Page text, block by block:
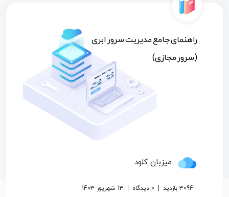
راهنمای جامع مدیریت سرور ابری
(سرور مجازی)
میزبان کلود
3094 بازدید 0 دیدگاه 13 شهریور 1403